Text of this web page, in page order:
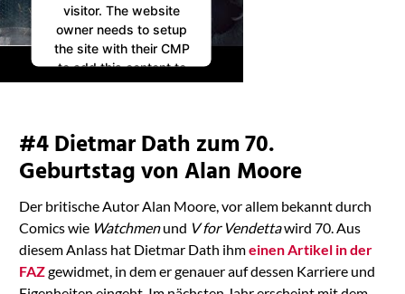
visitor. The website
owner needs to setup
the site with their CMP
to add this content to
the list of technologies
Usercentrics Consent
Management
Platform
#4 Dietmar Dath zum 70.
Geburtstag von Alan Moore
Der britische Autor Alan Moore, vor allem bekannt durch
Comics wie Watchmenund V for Vendettawird 70. Aus
diesem Anlass hat Dietmar Dath ihmeinen Artikel in der
FAZgewidmet, in dem er genauer auf dessen Karriere und